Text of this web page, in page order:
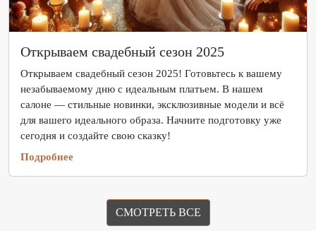
Открываем свадебный сезон 2025
Открываем свадебный сезон 2025! Готовьтесь к вашему
незабываемому дню с идеальным платьем. В нашем
салоне — стильные новинки, эксклюзивные модели и всё
для вашего идеального образа. Начните подготовку уже
сегодня и создайте свою сказку!
Подробнее
СМОТРЕТЬ ВСЕ